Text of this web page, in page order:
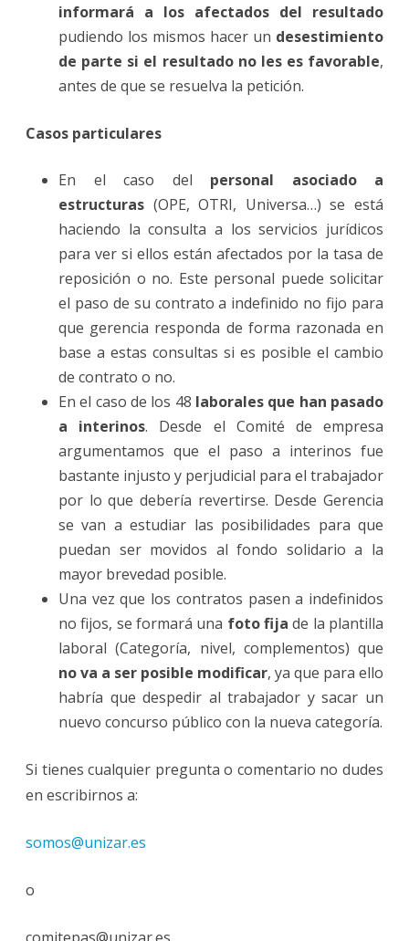
informará a los afectados del resultado
pudiendo los mismos hacer un desestimiento
de parte si el resultado no les es favorable,
antes de que se resuelva la petición.
Casos particulares
En el caso del personal asociado a
estructuras (OPE, OTRI, Universa…) se está
haciendo la consulta a los servicios jurídicos
para ver si ellos están afectados por la tasa de
reposición o no. Este personal puede solicitar
el paso de su contrato a indefinido no fijo para
que gerencia responda de forma razonada en
base a estas consultas si es posible el cambio
de contrato o no.
En el caso de los 48 laborales que han pasado
a interinos. Desde el Comité de empresa
argumentamos que el paso a interinos fue
bastante injusto y perjudicial para el trabajador
por lo que debería revertirse. Desde Gerencia
se van a estudiar las posibilidades para que
puedan ser movidos al fondo solidario a la
mayor brevedad posible.
Una vez que los contratos pasen a indefinidos
no fijos, se formará una foto fija de la plantilla
laboral (Categoría, nivel, complementos) que
no va a ser posible modificar, ya que para ello
habría que despedir al trabajador y sacar un
nuevo concurso público con la nueva categoría.
Si tienes cualquier pregunta o comentario no dudes
en escribirnos a:
somos@unizar.es
o
comitepas@unizar.es